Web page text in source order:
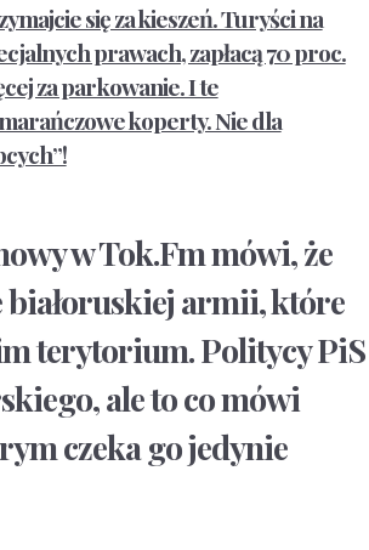
się za kieszeń. Turyści na
prawach, zapłacą 70 proc.
za parkowanie. I te
koperty. Nie dla
w Tok.Fm mówi, że
białoruskiej armii, które
terytorium. Politycy PiS
ale to co mówi
czeka go jedynie